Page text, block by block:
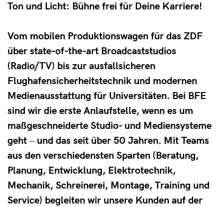
Ton und Licht: Bühne frei für Deine Karriere!
Vom mobilen Produktionswagen für das ZDF
über state-of-the-art Broadcaststudios
(Radio/TV) bis zur ausfallsicheren
Flughafensicherheitstechnik und modernen
Medienausstattung für Universitäten. Bei BFE
sind wir die erste Anlaufstelle, wenn es um
maßgeschneiderte Studio- und Mediensysteme
geht ‒ und das seit über 50 Jahren. Mit Teams
aus den verschiedensten Sparten (Beratung,
Planung, Entwicklung, Elektrotechnik,
Mechanik, Schreinerei, Montage, Training und
Service) begleiten wir unsere Kunden auf der